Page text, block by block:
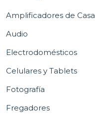
Amplificadores de Casa
Audio
Electrodomésticos
Celulares y Tablets
Fotografía
Fregadores